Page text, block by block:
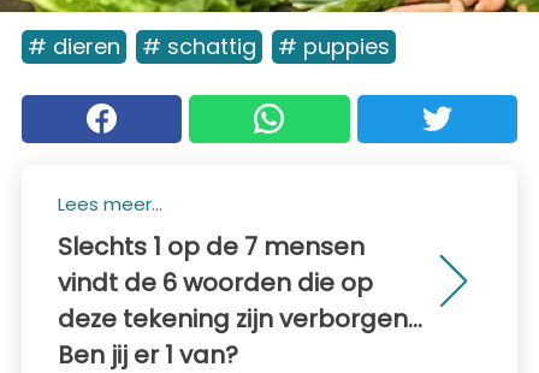
# dieren # schattig # puppies
Lees meer...
Slechts 1 op de 7 mensen
vindt de 6 woorden die op
deze tekening zijn verborgen...
Ben jij er 1 van?